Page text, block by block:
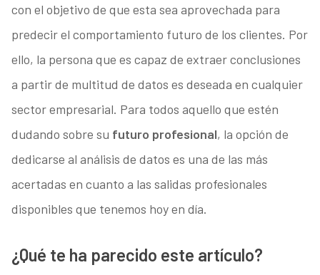
con el objetivo de que esta sea aprovechada para
predecir el comportamiento futuro de los clientes. Por
ello, la persona que es capaz de extraer conclusiones
a partir de multitud de datos es deseada en cualquier
sector empresarial. Para todos aquello que estén
dudando sobre su futuro profesional, la opción de
dedicarse al análisis de datos es una de las más
acertadas en cuanto a las salidas profesionales
disponibles que tenemos hoy en día.
¿Qué te ha parecido este artículo?